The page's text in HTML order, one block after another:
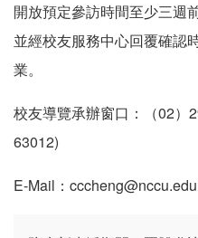
開放預定參訪時間至少三週
並經校友服務中心回覆確認
業。
校友導覽承辦窗口：（02）
63012)
E-Mail：